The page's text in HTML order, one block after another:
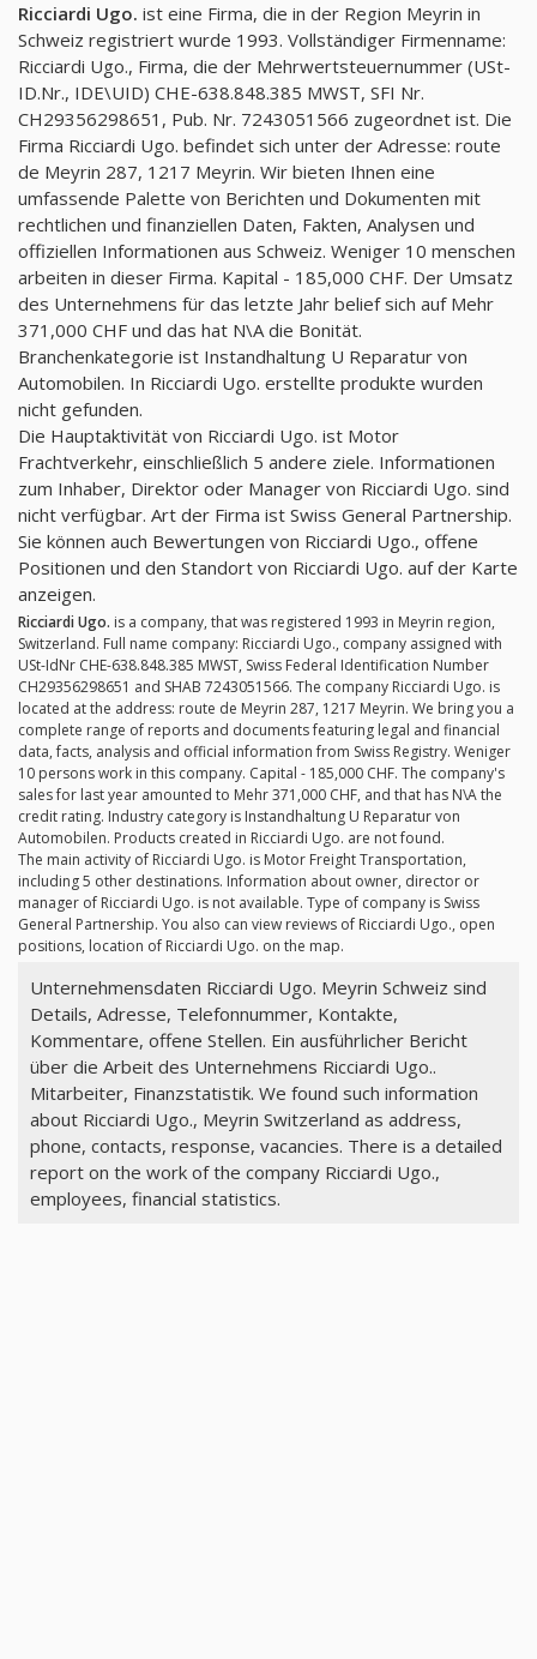
Ricciardi Ugo. ist eine Firma, die in der Region Meyrin in
Schweiz registriert wurde 1993. Vollständiger Firmenname:
Ricciardi Ugo., Firma, die der Mehrwertsteuernummer (USt-
ID.Nr., IDE\UID) CHE-638.848.385 MWST, SFI Nr.
CH29356298651, Pub. Nr. 7243051566 zugeordnet ist. Die
Firma Ricciardi Ugo. befindet sich unter der Adresse: route
de Meyrin 287, 1217 Meyrin. Wir bieten Ihnen eine
umfassende Palette von Berichten und Dokumenten mit
rechtlichen und finanziellen Daten, Fakten, Analysen und
offiziellen Informationen aus Schweiz. Weniger 10 menschen
arbeiten in dieser Firma. Kapital - 185,000 CHF. Der Umsatz
des Unternehmens für das letzte Jahr belief sich auf Mehr
371,000 CHF und das hat N\A die Bonität.
Branchenkategorie ist Instandhaltung U Reparatur von
Automobilen. In Ricciardi Ugo. erstellte produkte wurden
nicht gefunden.
Die Hauptaktivität von Ricciardi Ugo. ist Motor
Frachtverkehr, einschließlich 5 andere ziele. Informationen
zum Inhaber, Direktor oder Manager von Ricciardi Ugo. sind
nicht verfügbar. Art der Firma ist Swiss General Partnership.
Sie können auch Bewertungen von Ricciardi Ugo., offene
Positionen und den Standort von Ricciardi Ugo. auf der Karte
anzeigen.
Ricciardi Ugo. is a company, that was registered 1993 in Meyrin region,
Switzerland. Full name company: Ricciardi Ugo., company assigned with
USt-IdNr CHE-638.848.385 MWST, Swiss Federal Identification Number
CH29356298651 and SHAB 7243051566. The company Ricciardi Ugo. is
located at the address: route de Meyrin 287, 1217 Meyrin. We bring you a
complete range of reports and documents featuring legal and financial
data, facts, analysis and official information from Swiss Registry. Weniger
10 persons work in this company. Capital - 185,000 CHF. The company's
sales for last year amounted to Mehr 371,000 CHF, and that has N\A the
credit rating. Industry category is Instandhaltung U Reparatur von
Automobilen. Products created in Ricciardi Ugo. are not found.
The main activity of Ricciardi Ugo. is Motor Freight Transportation,
including 5 other destinations. Information about owner, director or
manager of Ricciardi Ugo. is not available. Type of company is Swiss
General Partnership. You also can view reviews of Ricciardi Ugo., open
positions, location of Ricciardi Ugo. on the map.
Unternehmensdaten Ricciardi Ugo. Meyrin Schweiz sind
Details, Adresse, Telefonnummer, Kontakte,
Kommentare, offene Stellen. Ein ausführlicher Bericht
über die Arbeit des Unternehmens Ricciardi Ugo..
Mitarbeiter, Finanzstatistik. We found such information
about Ricciardi Ugo., Meyrin Switzerland as address,
phone, contacts, response, vacancies. There is a detailed
report on the work of the company Ricciardi Ugo.,
employees, financial statistics.